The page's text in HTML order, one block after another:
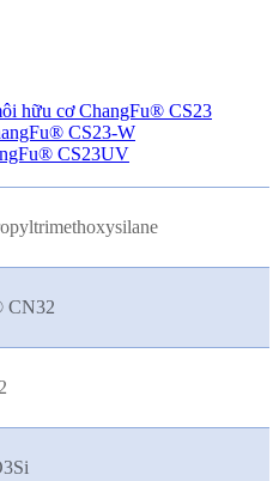
hữu cơ ChangFu® CS23
CS23-W
CS23UV
CN32